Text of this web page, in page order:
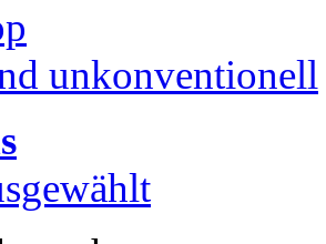
unkonventionell